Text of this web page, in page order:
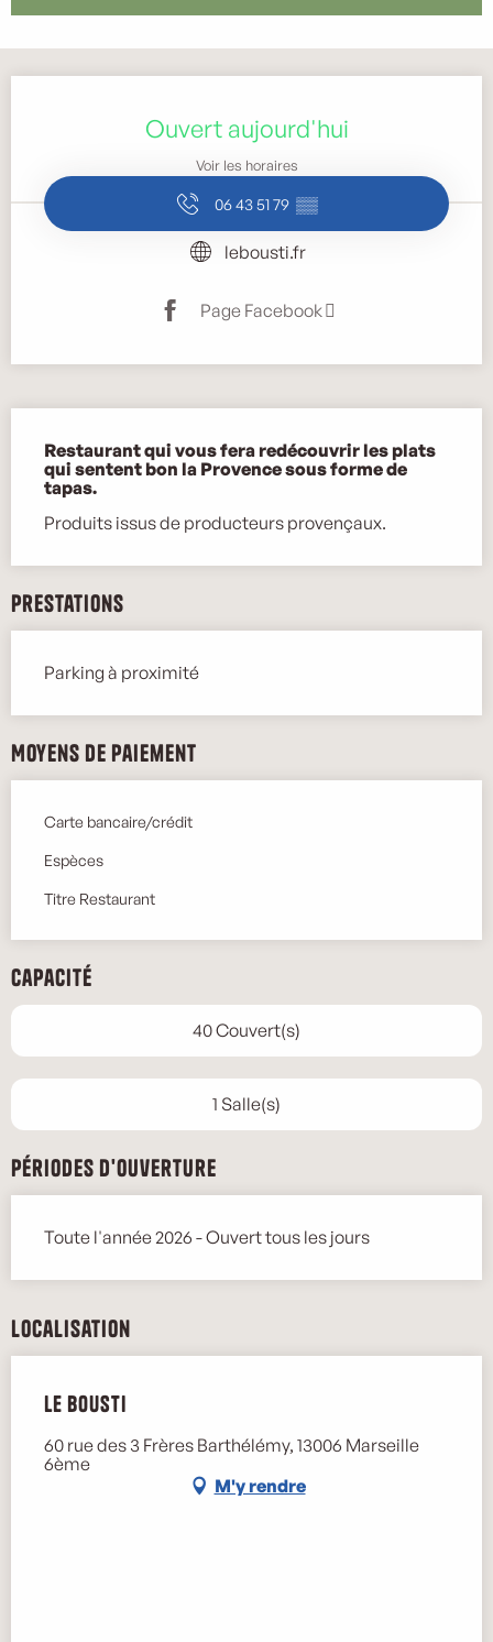
Ouvert aujourd'hui
Voir les horaires
06 43 51 79 ▒▒
lebousti.fr
Page Facebook
Restaurant qui vous fera redécouvrir les plats
qui sentent bon la Provence sous forme de
tapas.
Produits issus de producteurs provençaux.
Prestations
Parking à proximité
Moyens de paiement
Carte bancaire/crédit
Espèces
Titre Restaurant
Capacité
40 Couvert(s)
1 Salle(s)
Périodes d'ouverture
Toute l'année 2026 - Ouvert tous les jours
Localisation
Le Bousti
60 rue des 3 Frères Barthélémy, 13006 Marseille
6ème
M'y rendre